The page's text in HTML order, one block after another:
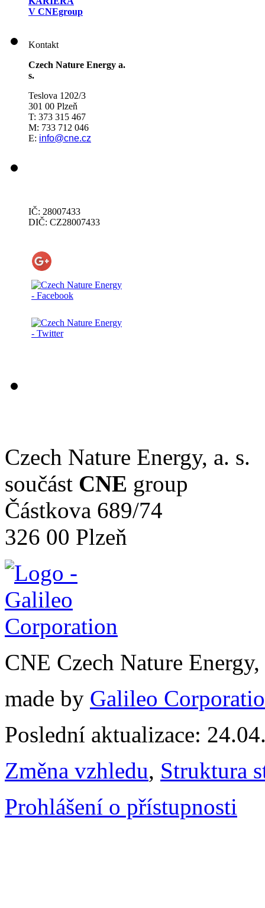
V CNEgroup
Kontakt
Czech Nature Energy a.
s.
Teslova 1202/3
301 00 Plzeň
T: 373 315 467
M: 733 712 046
E: info@cne.cz
IČ: 28007433
DIČ: CZ28007433
Czech Nature Energy, a. s.
součást CNE group
Částkova 689/74
326 00 Plzeň
CNE Czech Nature
made by Galileo
Poslední aktualizace:
Změna vzhledu, Struktura
Prohlášení o přístupnosti